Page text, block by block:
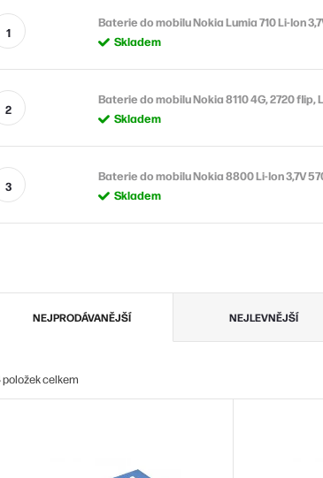
Baterie do mobilu Nokia Lumia 710 Li-Ion
Skladem
Baterie do mobilu Nokia 8110 4G, 2720 flip,
Skladem
Baterie do mobilu Nokia 8800 Li-Ion 3,7V
Skladem
NEJPRODÁVANĚJŠÍ NEJLEVNĚJŠÍ
položek celkem